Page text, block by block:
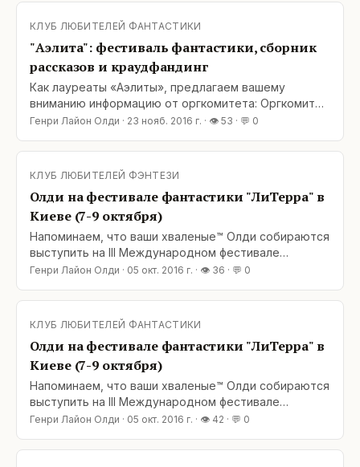
средств на издание и предзаказ очередного
ежегодного сборника фантастических работ
«Аэлита/013». Кроме
КЛУБ ЛЮБИТЕЛЕЙ ФАНТАСТИКИ
"Аэлита": фестиваль фантастики, сборник
рассказов и краудфандинг
Как лауреаты «Аэлиты», предлагаем вашему
вниманию информацию от оргкомитета: Оргкомитет
Фестиваля фантастики «Аэлита» просит у всех
информации! Продолжается народный сбор
средств на издание и предзаказ очередного
ежегодного сборника фантастических работ
«Аэлита/013». Кроме того, при
Генри Лайон Олди · 23 нояб. 2016 г. · 👁 53 · 💬 0
КЛУБ ЛЮБИТЕЛЕЙ ФЭНТЕЗИ
Олди на фестивале фантастики "ЛиТерра" в
Киеве (7-9 октября)
Напоминаем, что ваши хваленые™ Олди собираются
выступить на III Международном фестивале
фантастической литературы и вымышленных миров
истории Киева, ул. Богдана Хмельницкого 7, возле
ст. метро «Театральная»): 7 октября, 19:00 – 21:00
Поэтический вечер | Зал 1 этажа 8 октября,
Генри Лайон Олди · 05 окт. 2016 г. · 👁 36 · 💬 0
КЛУБ ЛЮБИТЕЛЕЙ ФАНТАСТИКИ
Олди на фестивале фантастики "ЛиТерра" в
Киеве (7-9 октября)
Напоминаем, что ваши хваленые™ Олди собираются
выступить на III Международном фестивале
фантастической литературы и вымышленных миров
истории Киева, ул. Богдана Хмельницкого 7, возле
Генри Лайон Олди · 05 окт. 2016 г. · 👁 42 · 💬 0